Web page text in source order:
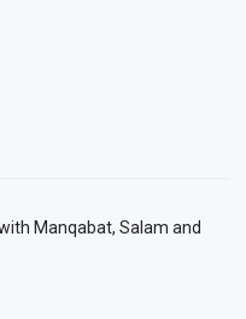
Manqabat, Salam and